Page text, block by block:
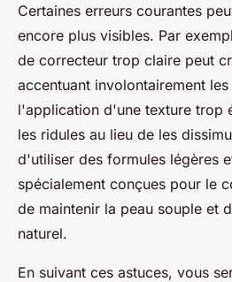
Certaines erreurs courantes
encore plus visibles. Par
de correcteur trop claire peut
accentuant involontairement
l'application d'une texture trop
les ridules au lieu de les
d'utiliser des formules légères
spécialement conçues pour le
de maintenir la peau souple et
naturel.
En suivant ces astuces, vous